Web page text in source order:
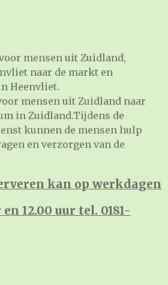
mensen uit Zuidland,
naar de markt en
Heenvliet.
mensen uit Zuidland naar
in Zuidland.Tijdens de
kunnen de mensen hulp
en verzorgen van de
kan op werkdagen
12.00 uur tel. 0181-